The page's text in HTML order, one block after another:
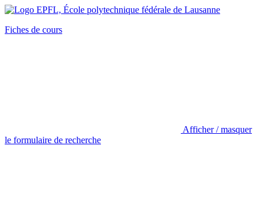
Fiches de cours
Afficher / masquer
le formulaire de recherche